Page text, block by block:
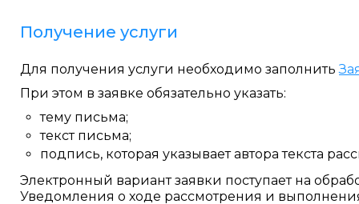
Получение услуги
Для получения услуги необходимо заполнить
При этом в заявке обязательно указать:
тему письма;
текст письма;
подпись, которая указывает автора текста
Электронный вариант заявки поступает на
Уведомления о ходе рассмотрения и